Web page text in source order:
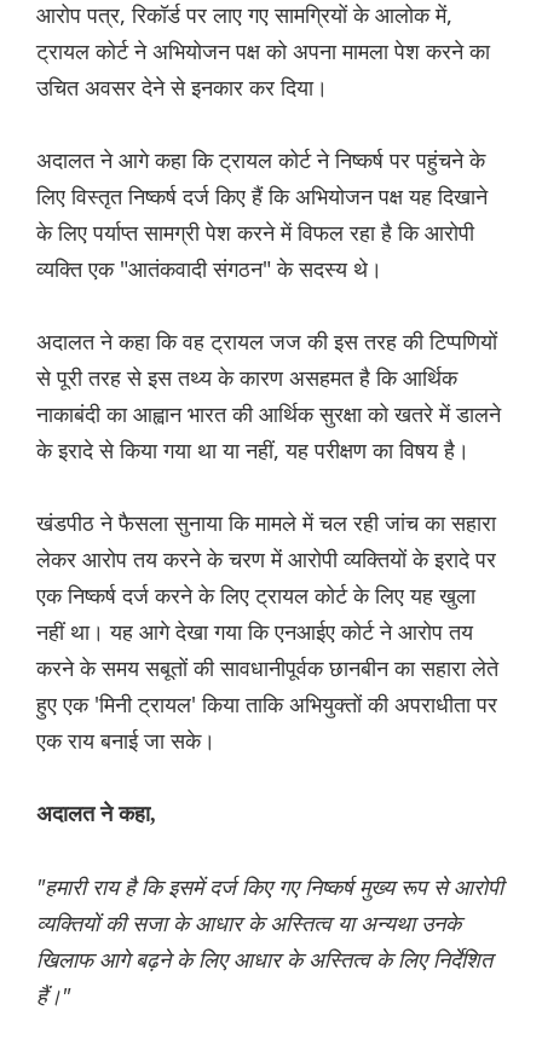
आरोप पत्र, रिकॉर्ड पर लाए गए सामग्रियों के आलोक में,
ट्रायल कोर्ट ने अभियोजन पक्ष को अपना मामला पेश करने का
उचित अवसर देने से इनकार कर दिया।
अदालत ने आगे कहा कि ट्रायल कोर्ट ने निष्कर्ष पर पहुंचने के
लिए विस्तृत निष्कर्ष दर्ज किए हैं कि अभियोजन पक्ष यह दिखाने
के लिए पर्याप्त सामग्री पेश करने में विफल रहा है कि आरोपी
व्यक्ति एक "आतंकवादी संगठन" के सदस्य थे।
अदालत ने कहा कि वह ट्रायल जज की इस तरह की टिप्पणियों
से पूरी तरह से इस तथ्य के कारण असहमत है कि आर्थिक
नाकाबंदी का आह्वान भारत की आर्थिक सुरक्षा को खतरे में डालने
के इरादे से किया गया था या नहीं, यह परीक्षण का विषय है।
खंडपीठ ने फैसला सुनाया कि मामले में चल रही जांच का सहारा
लेकर आरोप तय करने के चरण में आरोपी व्यक्तियों के इरादे पर
एक निष्कर्ष दर्ज करने के लिए ट्रायल कोर्ट के लिए यह खुला
नहीं था। यह आगे देखा गया कि एनआईए कोर्ट ने आरोप तय
करने के समय सबूतों की सावधानीपूर्वक छानबीन का सहारा लेते
हुए एक 'मिनी ट्रायल' किया ताकि अभियुक्तों की अपराधीता पर
एक राय बनाई जा सके।
अदालत ने कहा,
"हमारी राय है कि इसमें दर्ज किए गए निष्कर्ष मुख्य रूप से आरोपी
व्यक्तियों की सजा के आधार के अस्तित्व या अन्यथा उनके
खिलाफ आगे बढ़ने के लिए आधार के अस्तित्व के लिए निर्देशित
हैं।"